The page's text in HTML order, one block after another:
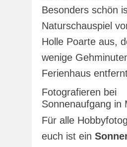
Besonders schön
Naturschauspiel
Holle Poarte aus,
wenige
Ferienhaus
Fotografieren bei
Sonnenaufgang in
Für alle
euch ist ein